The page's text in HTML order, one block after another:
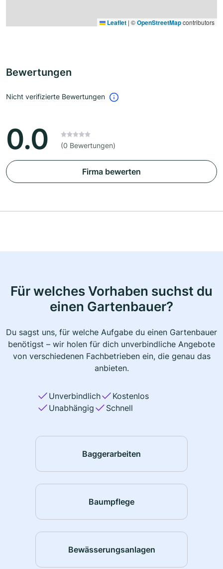
Leaflet | ©OpenStreetMapcontributors
Bewertungen
Nicht verifizierte Bewertungen
0.0 (0 Bewertungen)
Firma bewerten
Für welches Vorhaben suchst du
einen Gartenbauer?
Du sagst uns, für welche Aufgabe du einen Gartenbauer
benötigst – wir holen für dich unverbindliche Angebote
von verschiedenen Fachbetrieben ein, die genau das
anbieten.
Unverbindlich
Kostenlos
Unabhängig
Schnell
Baggerarbeiten
Baumpflege
Bewässerungsanlagen